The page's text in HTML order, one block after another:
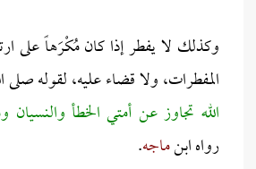
وكذلك لا يفطر إذا كان مُكْرَهاً على
المفطرات، ولا قضاء عليه، لقوله
الله تجاوز عن أمتي الخطأ والنسيان
رواه ابنماجه.